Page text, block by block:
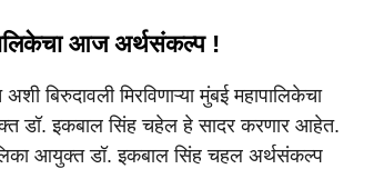
आज अर्थसंकल्प !
बिरुदावली मिरविणाऱ्या मुंबई महापालिकेचा
डॉ. इकबाल सिंह चहेल हे सादर करणार आहेत.
आयुक्त डॉ. इकबाल सिंह चहल अर्थसंकल्प